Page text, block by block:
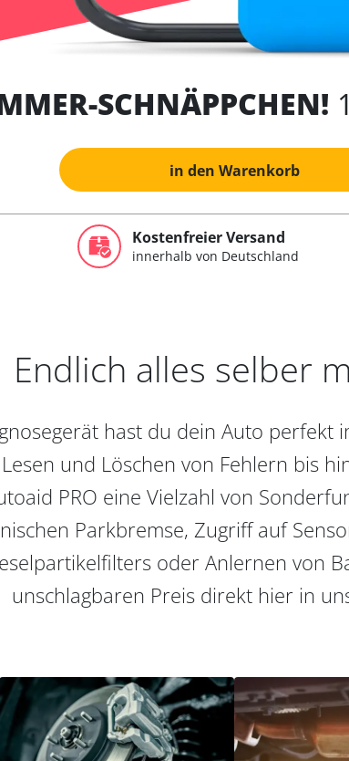
SCHNÄPPCHEN!
in den Warenkorb
Kostenfreier Versand
innerhalb von Deutschland
Endlich alles selber
hast du dein Auto perfekt
und Löschen von Fehlern bis
PRO eine Vielzahl von
Parkbremse, Zugriff auf
oder Anlernen von
unschlagbaren Preis direkt hier in